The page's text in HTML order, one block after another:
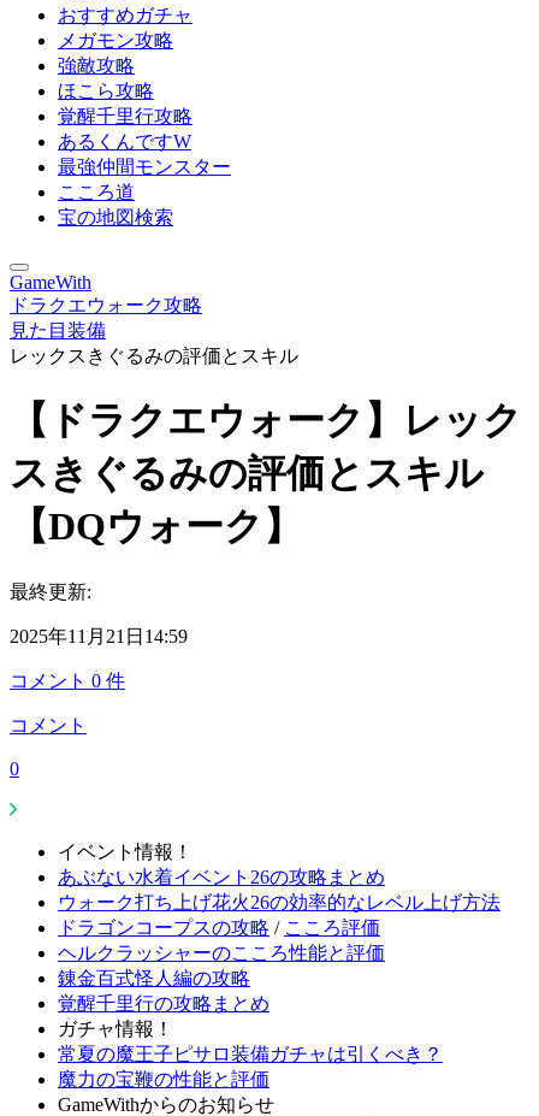
おすすめガチャ
メガモン攻略
強敵攻略
ほこら攻略
覚醒千里行攻略
あるくんですW
最強仲間モンスター
こころ道
宝の地図検索
GameWith
ドラクエウォーク攻略
見た目装備
レックスきぐるみの評価とスキル
【ドラクエウォーク】レック
スきぐるみの評価とスキル
【DQウォーク】
最終更新:
2025年11月21日14:59
コメント 0 件
コメント
0
イベント情報！
あぶない水着イベント26の攻略まとめ
ウォーク打ち上げ花火26の効率的なレベル上げ方法
ドラゴンコープスの攻略 / こころ評価
ヘルクラッシャーのこころ性能と評価
錬金百式怪人編の攻略
覚醒千里行の攻略まとめ
ガチャ情報！
常夏の魔王子ピサロ装備ガチャは引くべき？
魔力の宝鞭の性能と評価
GameWithからのお知らせ